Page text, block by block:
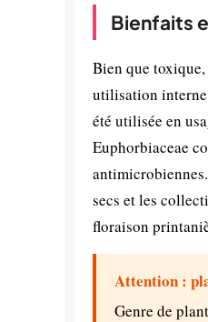
Bienfaits
Bien que
utilisation interne
été utilisée en
Euphorbiaceae
secs et les
floraison
Attention :
Genre de